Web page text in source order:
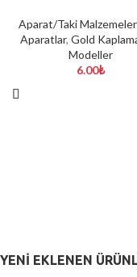
Aparat/Taki
Aparatlar, Gold
Modeller
6.00₺
YENI EKLENEN